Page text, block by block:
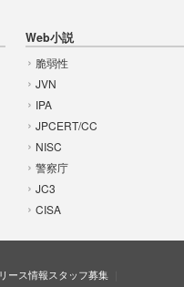
Web小説
脆弱性
JVN
IPA
JPCERT/CC
NISC
警察庁
JC3
CISA
ース情報スタッフ募集